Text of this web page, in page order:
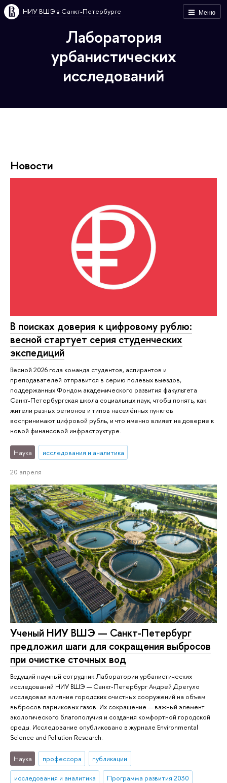
Меню
НИУ ВШЭ в Санкт-Петербурге
Лаборатория
урбанистических
исследований
Новости
В поисках доверия к цифровому рублю:
весной стартует серия студенческих
экспедиций
Весной 2026 года команда студентов, аспирантов и
преподавателей отправится в серию полевых выездов,
поддержанных Фондом академического развития факультета
Санкт-Петербургская школа социальных наук, чтобы понять, как
жители разных регионов и типов населённых пунктов
воспринимают цифровой рубль, и что именно влияет на доверие к
новой финансовой инфраструктуре.
Наука исследования и аналитика
20 апреля
Ученый НИУ ВШЭ — Санкт-Петербург
предложил шаги для сокращения выбросов
при очистке сточных вод
Ведущий научный сотрудник Лаборатории урбанистических
исследований НИУ ВШЭ — Санкт-Петербург Андрей Дрегуло
исследовал влияние городских очистных сооружений на объем
выбросов парниковых газов. Их сокращение — важный элемент
экологического благополучия и создания комфортной городской
среды. Исследование опубликовано в журнале Environmental
Science and Pollution Research.
Наука профессора публикации
исследования и аналитика Программа развития 2030